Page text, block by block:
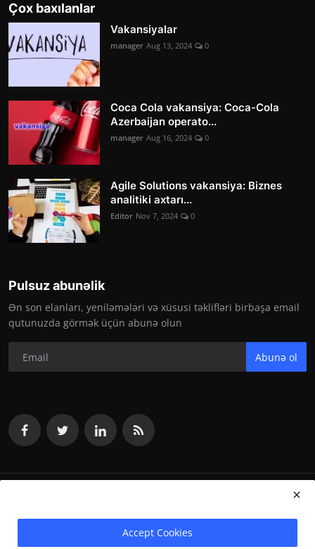
Çox baxılanlar
Vakansiyalar
manager Aug 13, 2024 0
Coca Cola vakansiya: Coca-Cola
Azerbaijan operato...
manager Aug 16, 2024 0
Agile Solutions vakansiya: Biznes
analitiki axtarı...
Editor Nov 7, 2024 0
Pulsuz abunəlik
Ən son elanları, yeniləmələri və xüsusi təklifləri birbaşa email
qutunuzda görmək üçün abunə olun
Abunə ol
Accept Cookies